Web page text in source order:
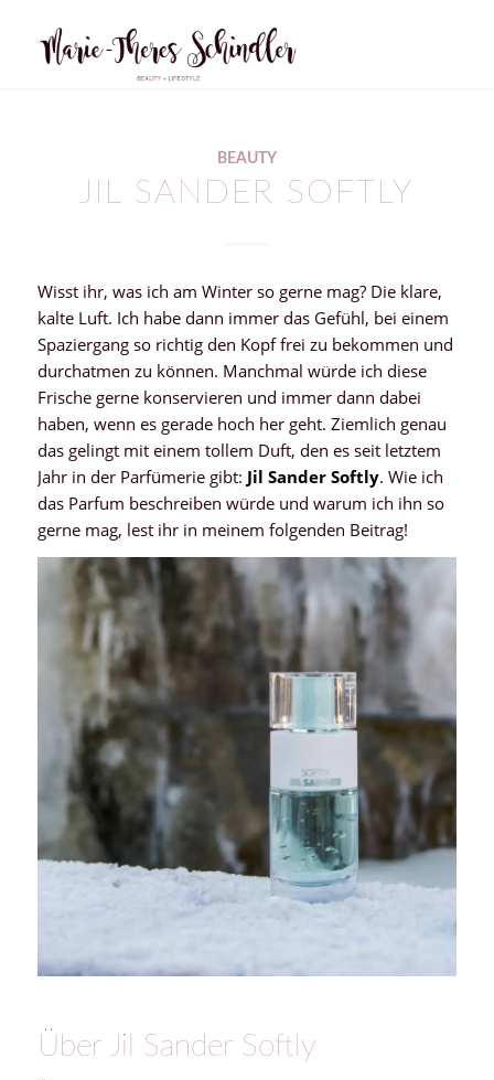
BEAUTY
JIL SANDER SOFTLY
Wisst ihr, was ich am Winter so gerne mag? Die klare,
kalte Luft. Ich habe dann immer das Gefühl, bei einem
Spaziergang so richtig den Kopf frei zu bekommen und
durchatmen zu können. Manchmal würde ich diese
Frische gerne konservieren und immer dann dabei
haben, wenn es gerade hoch her geht. Ziemlich genau
das gelingt mit einem tollem Duft, den es seit letztem
Jahr in der Parfümerie gibt: Jil Sander Softly. Wie ich
das Parfum beschreiben würde und warum ich ihn so
gerne mag, lest ihr in meinem folgenden Beitrag!
Über Jil Sander Softly